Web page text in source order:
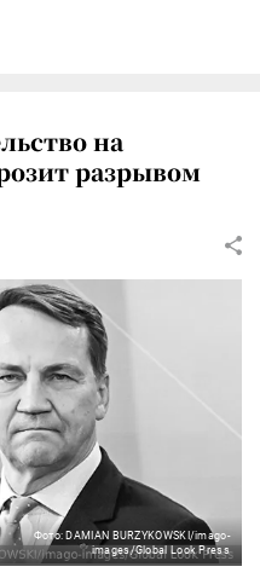
на
разрывом
Фото: DAMIAN BURZYKOWSKI/imago-
images/Global Look Press